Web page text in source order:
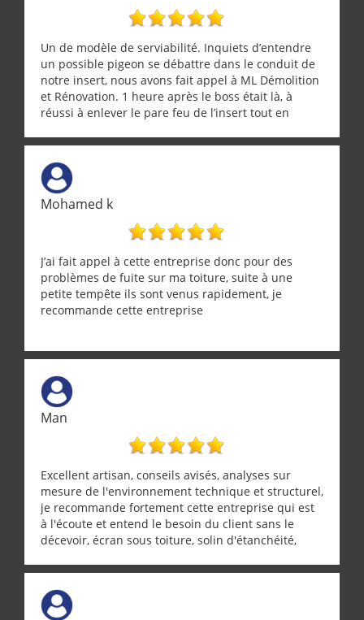
Un de modèle de serviabilité. Inquiets d’entendre
un possible pigeon se débattre dans le conduit de
notre insert, nous avons fait appel à ML Démolition
et Rénovation. 1 heure après le boss était là, à
réussi à enlever le pare feu de l’insert tout en
tourterelle et s’est ensuite patiemment occupé de
l’oiseau jusqu’à ce qu’il reprenne ses esprits et
puisse s’envoler. Après quoi il a procédé au
ramonage de notre insert avec dextérité et une
grande propreté, nous gratifiant également de
nombreux conseils concernant d’autres sujets. Un
entrepreneur comme on souhaite en rencontrer.
Encore un grand merci à lui.
Mohamed k
J’ai fait appel à cette entreprise donc pour des
problèmes de fuite sur ma toiture, suite à une
petite tempête ils sont venus rapidement, je
recommande cette entreprise
Man
Excellent artisan, conseils avisés, analyses sur
mesure de l'environnement technique et structurel,
je recommande fortement cette entreprise qui est
à l'écoute et entend le besoin du client sans le
décevoir, écran sous toiture, solin d'étanchéité,
récupérateur d'eau, tout a été parfaitement mis en
œuvre sans besoin d'y revenir. confiance assurée.